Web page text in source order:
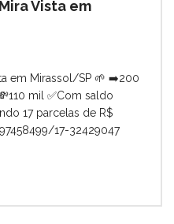
Vista em
em Mirassol/SP 🌱 ➡️200
mil ✅Com saldo
17 parcelas de R$
17-32429047